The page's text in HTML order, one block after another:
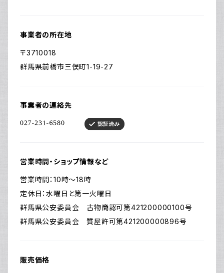
事業者の所在地
〒3710018
群馬県前橋市三俣町1-19-27
事業者の連絡先
営業時間・ショップ情報など
営業時間：10時～18時
定休日：水曜日と第一火曜日
群馬県公安委員会 古物商認可第421200000100号
群馬県公安委員会 質屋許可第421200000896号
販売価格